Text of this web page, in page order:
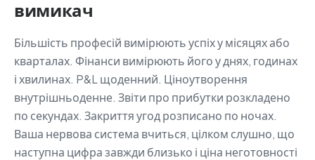
вимикач
Більшість професій вимірюють успіх у місяцях або
кварталах. Фінанси вимірюють його у днях, годинах
і хвилинах. P&L щоденний. Ціноутворення
внутрішньоденне. Звіти про прибутки розкладено
по секундах. Закриття угод розписано по ночах.
Ваша нервова система вчиться, цілком слушно, що
наступна цифра завжди близько і ціна неготовності